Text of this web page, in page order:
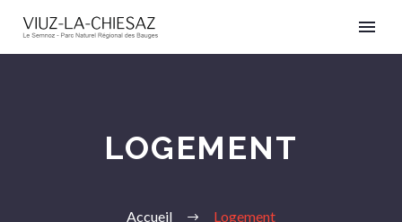
LOGEMENT
Accueil Logement